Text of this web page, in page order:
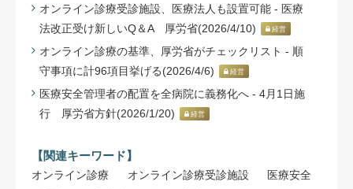
オンライン診療受診施設、医療法人も設置可能 - 医療
法改正受け新しいQ＆A 厚労省(2026/4/10)
経営
オンライン診療の基準、厚労省がチェックリスト - 順
守事項に計96項目挙げる(2026/4/6)
経営
医療安全管理者の配置を全病院に義務化へ - 4月1日施
行 厚労省方針(2026/1/20)
経営
【関連キーワード】
オンライン診療 オンライン診療受診施設
医療安全